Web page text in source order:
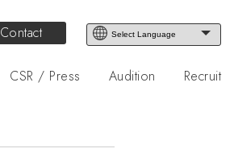
Contact
CSR / Press Audition Recruit